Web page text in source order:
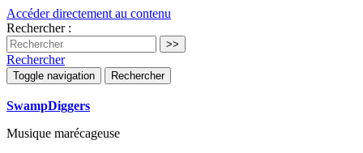
Accéder directement au contenu
Rechercher :
Rechercher
Toggle navigation Rechercher
SwampDiggers
Musique marécageuse